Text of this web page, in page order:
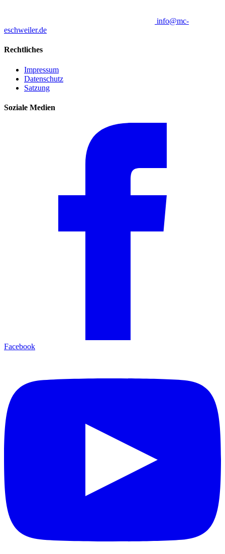
info@mc-
eschweiler.de
Rechtliches
Impressum
Datenschutz
Satzung
Soziale Medien
Facebook